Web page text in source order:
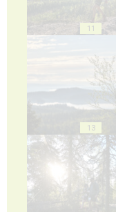
11
13